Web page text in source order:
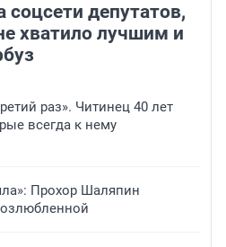
соцсети депутатов,
хватило лучшим и
раз». Читинец 40 лет
всегда к нему
Прохор Шаляпин